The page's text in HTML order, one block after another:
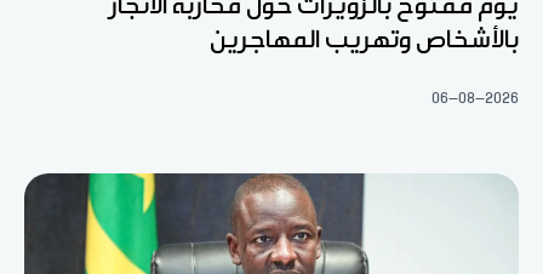
يوم مفتوح بالزويرات حول محاربة الاتجار
بالأشخاص وتهريب المهاجرين
06-08-2026